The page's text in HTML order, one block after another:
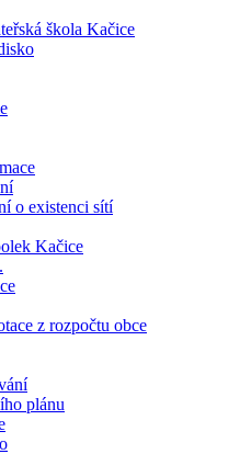
škola Kačice
o existenci sítí
Kačice
z rozpočtu obce
plánu